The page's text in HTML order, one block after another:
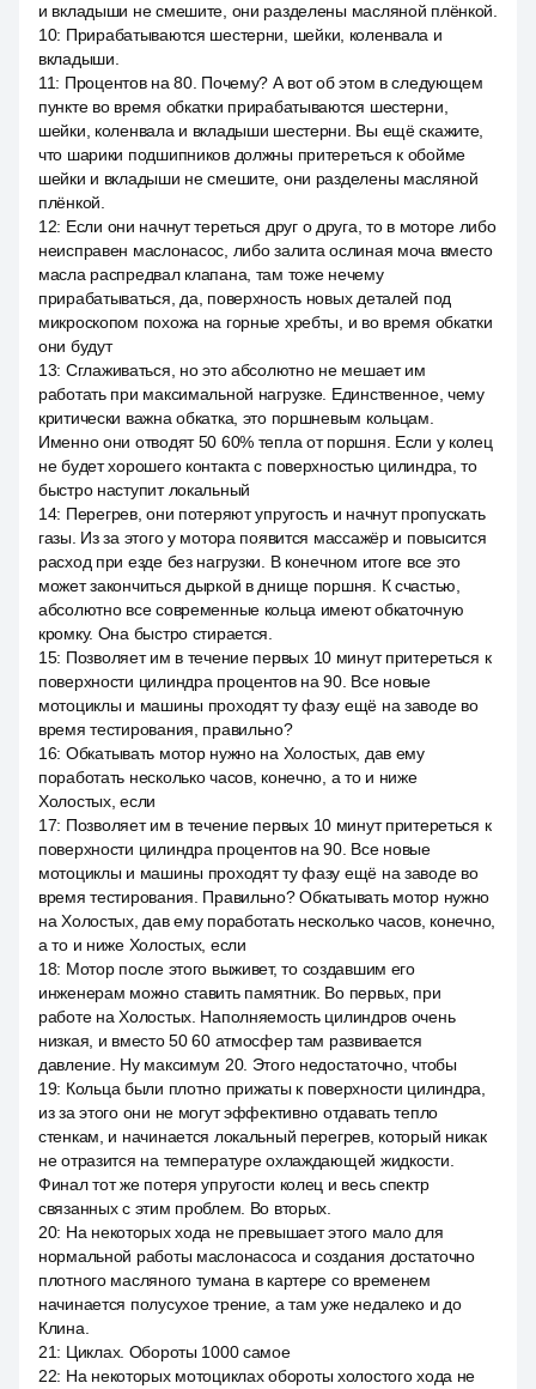
и вкладыши не смешите, они разделены масляной плёнкой.
10: Прирабатываются шестерни, шейки, коленвала и
вкладыши.
11: Процентов на 80. Почему? А вот об этом в следующем
пункте во время обкатки прирабатываются шестерни,
шейки, коленвала и вкладыши шестерни. Вы ещё скажите,
что шарики подшипников должны притереться к обойме
шейки и вкладыши не смешите, они разделены масляной
плёнкой.
12: Если они начнут тереться друг о друга, то в моторе либо
неисправен маслонасос, либо залита ослиная моча вместо
масла распредвал клапана, там тоже нечему
прирабатываться, да, поверхность новых деталей под
микроскопом похожа на горные хребты, и во время обкатки
они будут
13: Сглаживаться, но это абсолютно не мешает им
работать при максимальной нагрузке. Единственное, чему
критически важна обкатка, это поршневым кольцам.
Именно они отводят 50 60% тепла от поршня. Если у колец
не будет хорошего контакта с поверхностью цилиндра, то
быстро наступит локальный
14: Перегрев, они потеряют упругость и начнут пропускать
газы. Из за этого у мотора появится массажёр и повысится
расход при езде без нагрузки. В конечном итоге все это
может закончиться дыркой в днище поршня. К счастью,
абсолютно все современные кольца имеют обкаточную
кромку. Она быстро стирается.
15: Позволяет им в течение первых 10 минут притереться к
поверхности цилиндра процентов на 90. Все новые
мотоциклы и машины проходят ту фазу ещё на заводе во
время тестирования, правильно?
16: Обкатывать мотор нужно на Холостых, дав ему
поработать несколько часов, конечно, а то и ниже
Холостых, если
17: Позволяет им в течение первых 10 минут притереться к
поверхности цилиндра процентов на 90. Все новые
мотоциклы и машины проходят ту фазу ещё на заводе во
время тестирования. Правильно? Обкатывать мотор нужно
на Холостых, дав ему поработать несколько часов, конечно,
а то и ниже Холостых, если
18: Мотор после этого выживет, то создавшим его
инженерам можно ставить памятник. Во первых, при
работе на Холостых. Наполняемость цилиндров очень
низкая, и вместо 50 60 атмосфер там развивается
давление. Ну максимум 20. Этого недостаточно, чтобы
19: Кольца были плотно прижаты к поверхности цилиндра,
из за этого они не могут эффективно отдавать тепло
стенкам, и начинается локальный перегрев, который никак
не отразится на температуре охлаждающей жидкости.
Финал тот же потеря упругости колец и весь спектр
связанных с этим проблем. Во вторых.
20: На некоторых хода не превышает этого мало для
нормальной работы маслонасоса и создания достаточно
плотного масляного тумана в картере со временем
начинается полусухое трение, а там уже недалеко и до
Клина.
21: Циклах. Обороты 1000 самое
22: На некоторых мотоциклах обороты холостого хода не